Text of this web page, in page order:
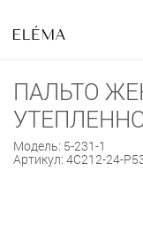
ПАЛЬТО
Модель: 5-231-1
Артикул: 4С212-24-